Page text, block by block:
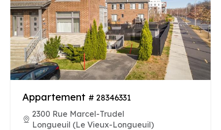
Appartement # 28346331
2300 Rue Marcel-Trudel
Longueuil (Le Vieux-Longueuil)